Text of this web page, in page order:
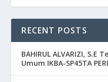
RECENT POSTS
BAHIRUL ALVARIZI, S.E
Umum IKBA-SP45TA